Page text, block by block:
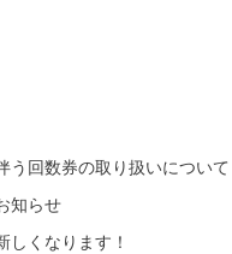
う回数券の取り扱いについて
知らせ
しくなります！